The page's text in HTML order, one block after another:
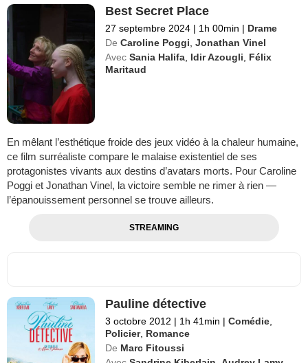
Best Secret Place
27 septembre 2024 | 1h 00min | Drame
De Caroline Poggi ,Jonathan Vinel
Avec Sania Halifa Idir Azougli
Félix
Maritaud
En mêlant l’esthétique froide des jeux vidéo à la chaleur humaine,
ce film surréaliste compare le malaise existentiel de ses
protagonistes vivants aux destins d’avatars morts. Pour Caroline
Poggi et Jonathan Vinel, la victoire semble ne rimer à rien —
l’épanouissement personnel se trouve ailleurs.
STREAMING
Pauline détective
3 octobre 2012 | 1h 41min | Comédie
Policier, Romance
De Marc Fitoussi